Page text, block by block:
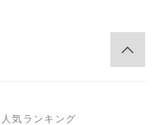
人気ランキング